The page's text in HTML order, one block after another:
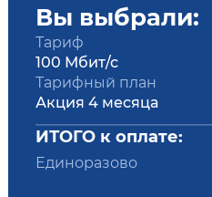
Вы выбрали:
Тариф
100 Мбит/с
Тарифный план
Акция 4 месяца
ИТОГО к оплате:
Единоразово